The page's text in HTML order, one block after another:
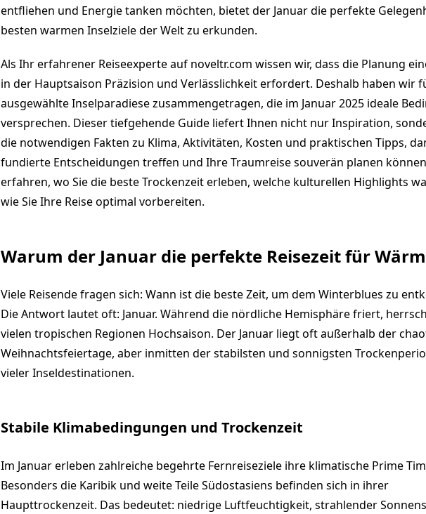
entfliehen und Energie tanken möchten, bietet der Januar die perfekte
besten warmen Inselziele der Welt zu erkunden.
Als Ihr erfahrener Reiseexperte auf noveltr.com wissen wir, dass die Planung
in der Hauptsaison Präzision und Verlässlichkeit erfordert. Deshalb haben wir
ausgewählte Inselparadiese zusammengetragen, die im Januar 2025 ideale
versprechen. Dieser tiefgehende Guide liefert Ihnen nicht nur Inspiration,
die notwendigen Fakten zu Klima, Aktivitäten, Kosten und praktischen Tipps,
fundierte Entscheidungen treffen und Ihre Traumreise souverän planen
erfahren, wo Sie die beste Trockenzeit erleben, welche kulturellen Highlights
wie Sie Ihre Reise optimal vorbereiten.
Warum der Januar die perfekte Reisezeit für
Viele Reisende fragen sich: Wann ist die beste Zeit, um dem Winterblues zu
Die Antwort lautet oft: Januar. Während die nördliche Hemisphäre friert,
vielen tropischen Regionen Hochsaison. Der Januar liegt oft außerhalb der
Weihnachtsfeiertage, aber inmitten der stabilsten und sonnigsten
vieler Inseldestinationen.
Stabile Klimabedingungen und Trockenzeit
Im Januar erleben zahlreiche begehrte Fernreiseziele ihre klimatische Prime
Besonders die Karibik und weite Teile Südostasiens befinden sich in ihrer
Haupttrockenzeit. Das bedeutet: niedrige Luftfeuchtigkeit, strahlender